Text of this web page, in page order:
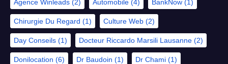
Agence Winleads (2) Automobile (4) BankNow (1)
Chirurgie Du Regard (1) Culture Web (2)
Day Conseils (1) Docteur Riccardo Marsili Lausanne (2)
Donilocation (6) Dr Baudoin (1) Dr Chami (1)